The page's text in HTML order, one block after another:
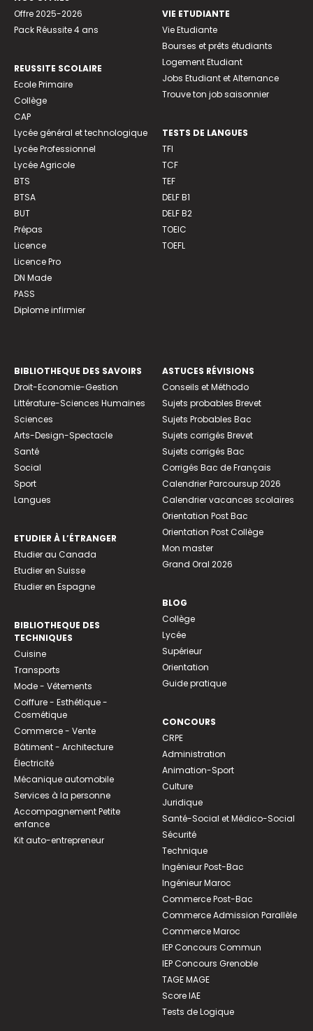
Offre 2025-2026
Pack Réussite 4 ans
REUSSITE SCOLAIRE
Ecole Primaire
Collège
CAP
Lycée général et technologique
Lycée Professionnel
Lycée Agricole
BTS
BTSA
BUT
Prépas
Licence
Licence Pro
DN Made
PASS
Diplome infirmier
VIE ETUDIANTE
Vie Etudiante
Bourses et prêts étudiants
Logement Etudiant
Jobs Etudiant et Alternance
Trouve ton job saisonnier
TESTS DE LANGUES
TFI
TCF
TEF
DELF B1
DELF B2
TOEIC
TOEFL
BIBLIOTHEQUE DES SAVOIRS
Droit-Economie-Gestion
Littérature-Sciences Humaines
Sciences
Arts-Design-Spectacle
Santé
Social
Sport
Langues
ETUDIER À L’ÉTRANGER
Etudier au Canada
Etudier en Suisse
Etudier en Espagne
BIBLIOTHEQUE DES
TECHNIQUES
Cuisine
Transports
Mode - Vêtements
Coiffure - Esthétique -
Cosmétique
Commerce - Vente
Bâtiment - Architecture
Électricité
Mécanique automobile
Services à la personne
Accompagnement Petite
enfance
Kit auto-entrepreneur
ASTUCES RÉVISIONS
Conseils et Méthodo
Sujets probables Brevet
Sujets Probables Bac
Sujets corrigés Brevet
Sujets corrigés Bac
Corrigés Bac de Français
Calendrier Parcoursup 2026
Calendrier vacances scolaires
Orientation Post Bac
Orientation Post Collège
Mon master
Grand Oral 2026
BLOG
Collège
Lycée
Supérieur
Orientation
Guide pratique
CONCOURS
CRPE
Administration
Animation-Sport
Culture
Juridique
Santé-Social et Médico-Social
Sécurité
Technique
Ingénieur Post-Bac
Ingénieur Maroc
Commerce Post-Bac
Commerce Admission Parallèle
Commerce Maroc
IEP Concours Commun
IEP Concours Grenoble
TAGE MAGE
Score IAE
Tests de Logique